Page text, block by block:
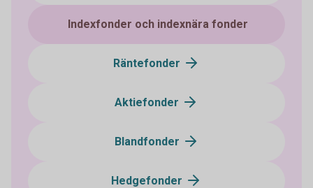
Indexfonder och indexnära fonder
Räntefonder
Aktiefonder
Blandfonder
Hedgefonder